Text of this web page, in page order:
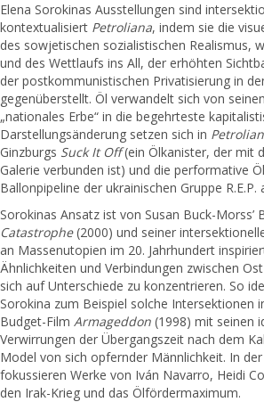
Elena Sorokinas Ausstellungen sind
kontextualisiert Petroliana, indem sie die
des sowjetischen sozialistischen Realismus,
und des Wettlaufs ins All, der erhöhten
der postkommunistischen Privatisierung in
gegenüberstellt. Öl verwandelt sich von
„nationales Erbe“ in die begehrteste
Darstellungsänderung setzen sich in
Ginzburgs Suck It Off(ein Ölkanister, der mit
Galerie verbunden ist) und die performative
Ballonpipeline der ukrainischen Gruppe R.E.P.
Sorokinas Ansatz ist von Susan Buck-Morss’
Catastrophe(2000) und seiner
an Massenutopien im 20. Jahrhundert
Ähnlichkeiten und Verbindungen zwischen
sich auf Unterschiede zu konzentrieren. So
Sorokina zum Beispiel solche Intersektionen
Budget-Film Armageddon (1998) mit seinen
Verwirrungen der Übergangszeit nach dem
Model von sich opfernder Männlichkeit. In
fokussieren Werke von Iván Navarro, Heidi
den Irak-Krieg und das Ölfördermaximum.